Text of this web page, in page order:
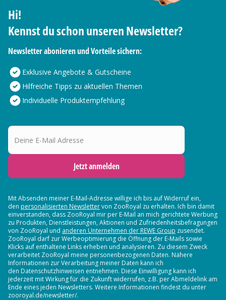
Hi!
Kennst du schon unseren Newsletter?
Newsletter abonieren und Vorteile sichern:
Exklusive Angebote & Gutscheine
Hilfreiche Tipps zu aktuellen Themen
Individuelle Produktempfehlung
Deine E-Mail Adresse
Jetzt anmelden
Mit Absenden meiner E-Mail-Adresse willige ich bis auf Widerruf ein,
den personalisierten Newslettervon ZooRoyal zu erhalten. Ich bin damit
einverstanden, dass ZooRoyal mir per E-Mail an mich gerichtete Werbung
zu Produkten, Dienstleistungen, Aktionen und Zufriedenheitsbefragungen
von ZooRoyal und anderen Unternehmen der REWE Group zusendet.
ZooRoyal darf zur Werbeoptimierung die Öffnung der E-Mails sowie
Klicks auf enthaltene Links erheben und analysieren. Zu diesem Zweck
verarbeitet ZooRoyal meine personenbezogenen Daten. Nähere
Informationen zur Verarbeitung meiner Daten kann ich
den Datenschutzhinweisen entnehmen. Diese Einwilligung kann ich
jederzeit mit Wirkung für die Zukunft widerrufen, z.B. per Abmeldelink am
Ende eines jeden Newsletters. Weitere Informationen findest du unter
zooroyal.de/newsletter/.